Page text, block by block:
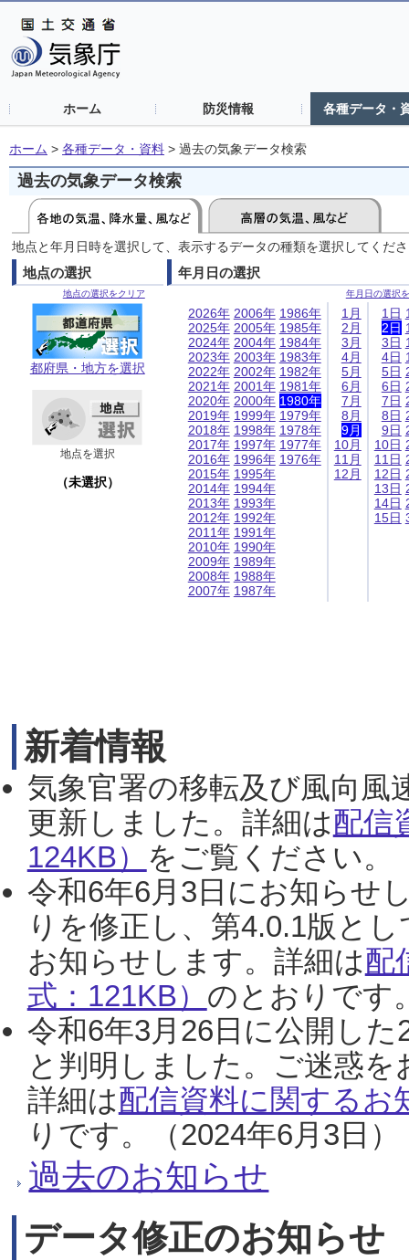
ホーム 防災情報 各種データ・
ホーム > 各種データ・資料 > 過去の気象データ検索
過去の気象データ検索
地点と年月日時を選択して、表示するデータの種類を選択してくだ
地点の選択
地点の選択をクリア
都府県・地方を選択
地点を選択
（未選択）
年月日の選択
年月日の選択
2026年
2025年
2024年
2023年
2022年
2021年
2020年
2019年
2018年
2017年
2016年
2015年
2014年
2013年
2012年
2011年
2010年
2009年
2008年
2007年
2006年
2005年
2004年
2003年
2002年
2001年
2000年
1999年
1998年
1997年
1996年
1995年
1994年
1993年
1992年
1991年
1990年
1989年
1988年
1987年
1986年
1985年
1984年
1983年
1982年
1981年
1980年
1979年
1978年
1977年
1976年
1月
2月
3月
4月
5月
6月
7月
8月
9月
10月
11月
12月
1日
2日
3日
4日
5日
6日
7日
8日
9日
10日
11日
12日
13日
14日
15日
新着情報
気象官署の移転及び風向風
更新しました。詳細は配信
124KB） をご覧ください。
令和6年6月3日にお知らせ
りを修正し、第4.0.1版と
お知らせします。詳細は配
式：121KB） のとおりです
令和6年3月26日に公開し
と判明しました。ご迷惑
詳細は配信資料に関するお
りです。（2024年6月3日）
過去のお知らせ
データ修正のお知らせ